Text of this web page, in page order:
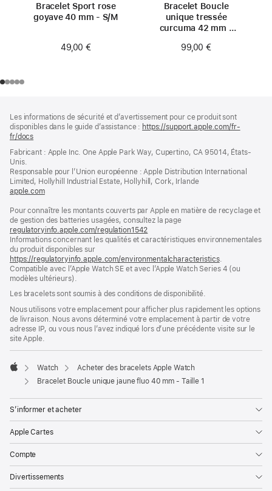
Bracelet Sport rose
goyave 40 mm - S/M
49,00 €
Bracelet Boucle
unique tressée
curcuma 42 mm -
99,00 €
de
page
de
bas
page
Les informations de sécurité et d’avertissement pour ce produit sont
disponibles dans le guide d’assistance : https://support.apple.com/fr-
fr/docs
une
fenêtre)
Fabricant : Apple Inc. One Apple Park Way, Cupertino, CA 95014, États-
Unis.
Responsable pour l’Union européenne : Apple Distribution International
Limited, Hollyhill Industrial Estate, Hollyhill, Cork, Irlande
apple.com(s’ouvre
une
nouvelle
fenêtre)
Pour connaître les montants couverts par Apple en matière de recyclage et
de gestion des batteries usagées, consultez la page
regulatoryinfo.apple.com/regulation1542
dans
nouvelle
fenêtre)
Informations concernant les qualités et caractéristiques environnementales
du produit disponibles sur
https://regulatoryinfo.apple.com/environmentalcharacteristics.
Compatible avec l’Apple Watch SE et avec l’Apple Watch Series 4 (ou
modèles ultérieurs).
Les bracelets sont soumis à des conditions de disponibilité.
Nous utilisons votre emplacement pour afficher plus rapidement les options
de livraison. Nous avons déterminé votre emplacement à partir de votre
adresse IP, ou vous nous l’avez indiqué lors d’une précédente visite sur le
site Apple.
Apple
Watch
Acheter des bracelets Apple Watch
Bracelet Boucle unique jaune fluo 40 mm - Taille 1
S’informer et acheter
Apple Cartes
Compte
Divertissements